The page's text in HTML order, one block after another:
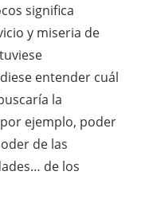
significa
y miseria de
entender cuál
la
ejemplo, poder
de las
de los